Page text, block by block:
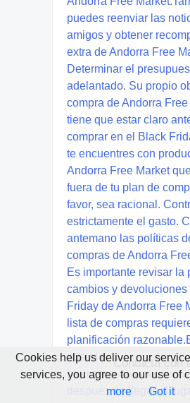
Cookies help us deliver our
services, you agree to our use of
more
Got it
Contacta con